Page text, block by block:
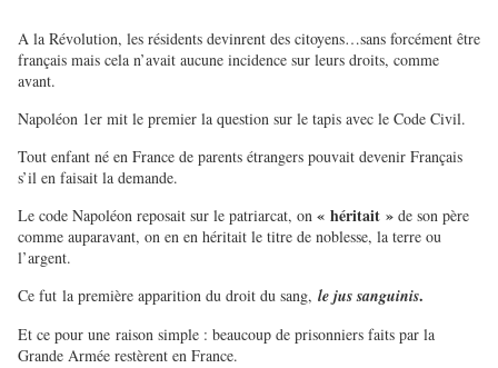
A la Révolution, les résidents devinrent des citoyens…sans forcément être
français mais cela n’avait aucune incidence sur leurs droits, comme
avant.
Napoléon 1er mit le premier la question sur le tapis avec le Code Civil.
Tout enfant né en France de parents étrangers pouvait devenir Français
s’il en faisait la demande.
Le code Napoléon reposait sur le patriarcat, on « héritait » de son père
comme auparavant, on en en héritait le titre de noblesse, la terre ou
l’argent.
Ce fut la première apparition du droit du sang, le jus sanguinis.
Et ce pour une raison simple : beaucoup de prisonniers faits par la
Grande Armée restèrent en France.